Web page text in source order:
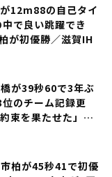
12m88の自己タイ
で良い跳躍でき
が初優勝／滋賀IH
が39秒60で3年ぶ
のチーム記録更
束を果たせた」／
柏が45秒41で初優